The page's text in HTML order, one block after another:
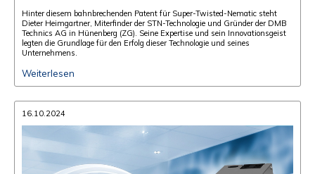
Hinter diesem bahnbrechenden Patent für Super-Twisted-Nematic steht
Dieter Heimgartner, Miterfinder der STN-Technologie und Gründer der DMB
Technics AG in Hünenberg (ZG). Seine Expertise und sein Innovationsgeist
legten die Grundlage für den Erfolg dieser Technologie und seines
Unternehmens.
Weiterlesen
16.10.2024